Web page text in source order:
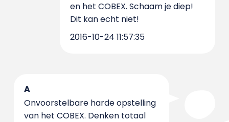
en het COBEX. Schaam je diep!
Dit kan echt niet!
2016-10-24 11:57:35
A
Onvoorstelbare harde opstelling
van het COBEX. Denken totaal